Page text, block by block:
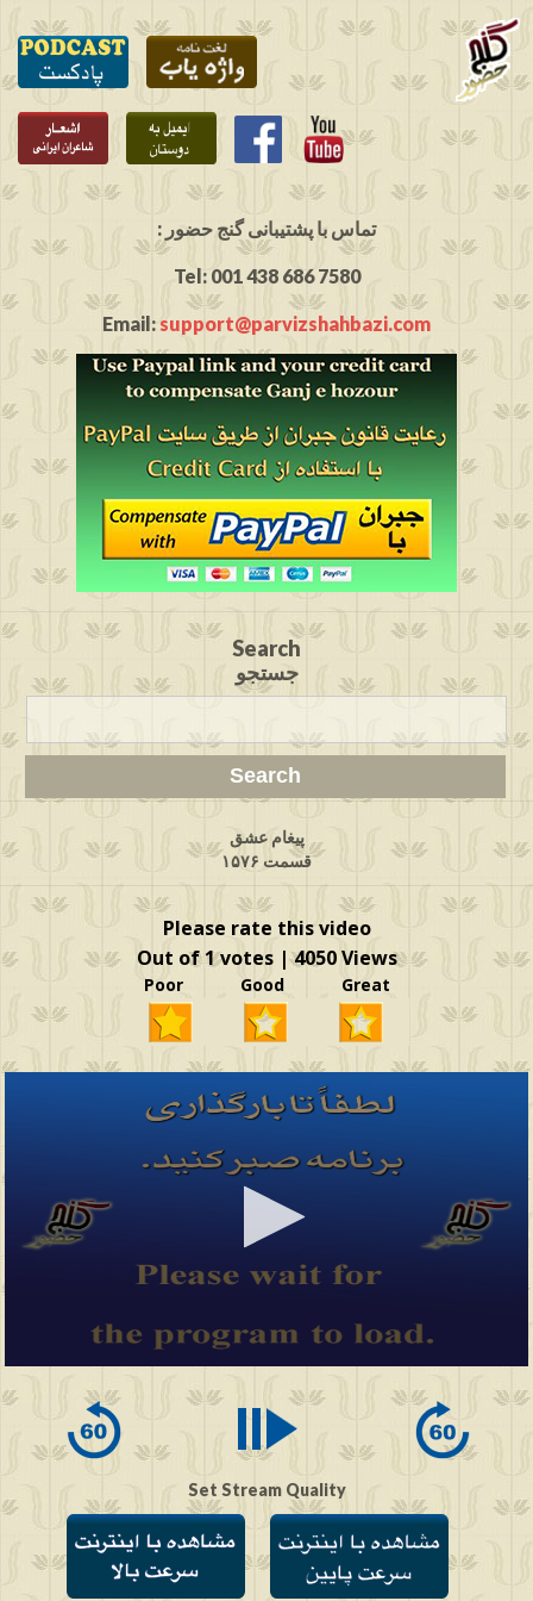
: تماس با پشتیبانی گنج حضور
Tel: 001 438 686 7580
Email: support@parvizshahbazi.com
Search
جستجو
پیغام عشق
قسمت ۱۵۷۶
Please rate this video
Out of 1 votes | 4050 Views
Poor Good Great
seconds
seconds
Set Stream Quality